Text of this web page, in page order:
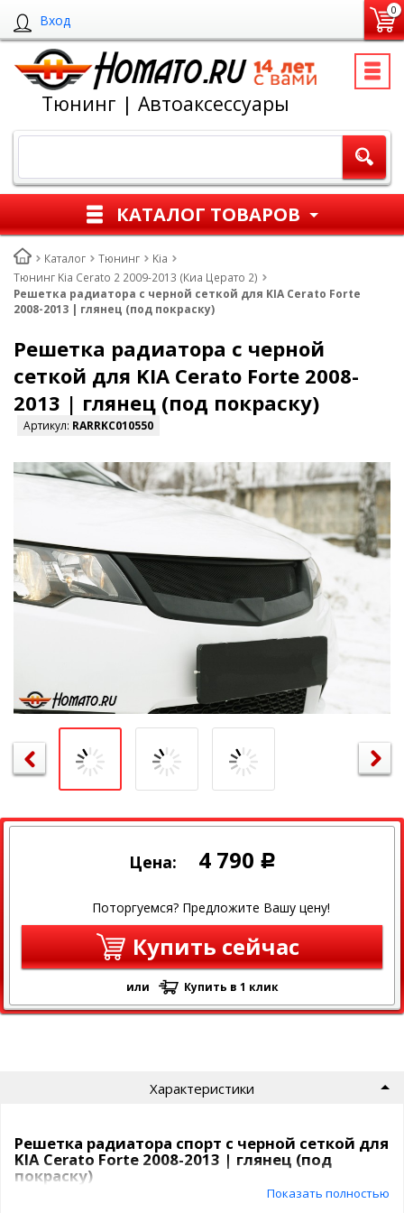
Вход
0
Тюнинг | Автоаксессуары
КАТАЛОГ ТОВАРОВ
Каталог Тюнинг
Kia
Тюнинг Kia Cerato 2 2009-2013 (Киа Церато 2)
Решетка радиатора с черной сеткой для KIA Cerato Forte
2008-2013 | глянец (под покраску)
Решетка радиатора с черной
сеткой для KIA Cerato Forte 2008-
2013 | глянец (под покраску)
Артикул: RARRKC010550
Цена: 4 790 Р
Поторгуемся? Предложите Вашу цену!
Купить сейчас
или Купить в 1 клик
Характеристики
Решетка радиатора спорт с черной сеткой для
KIA Cerato Forte 2008-2013 | глянец (под
покраску)
Показать полностью